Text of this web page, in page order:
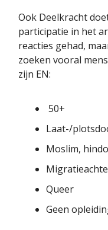
Ook Deelkracht
participatie in het
reacties gehad,
zoeken vooral
zijn EN:
50+
Laat-/
Moslim,
Queer
Geen